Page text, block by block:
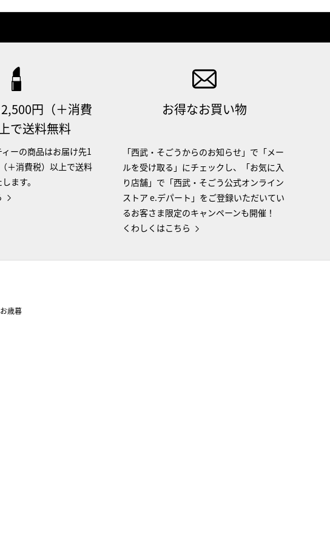
円（＋消費
で送料無料
ーの商品はお届け先1
＋消費税）以上で送料
ます。
お得なお買い物
「西武・そごうからのお知らせ」で「メー
ルを受け取る」にチェックし、「お気に入
り店舗」で「西武・そごう公式オンライン
ストア e.デパート」をご登録いただいてい
るお客さま限定のキャンペーンも開催！
くわしくはこちら
お歳暮